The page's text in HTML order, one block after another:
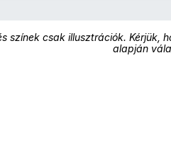
színek csak illusztrációk.
alapján